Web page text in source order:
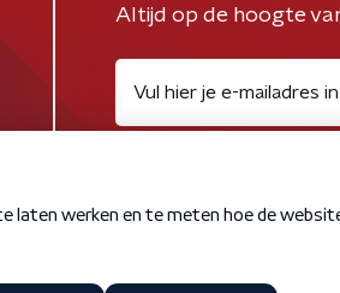
Altijd op de hoogte